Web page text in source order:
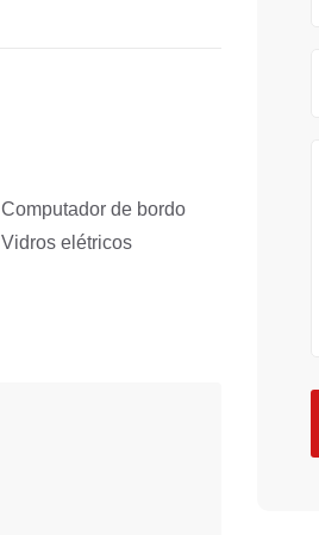
Computador de bordo
Vidros elétricos